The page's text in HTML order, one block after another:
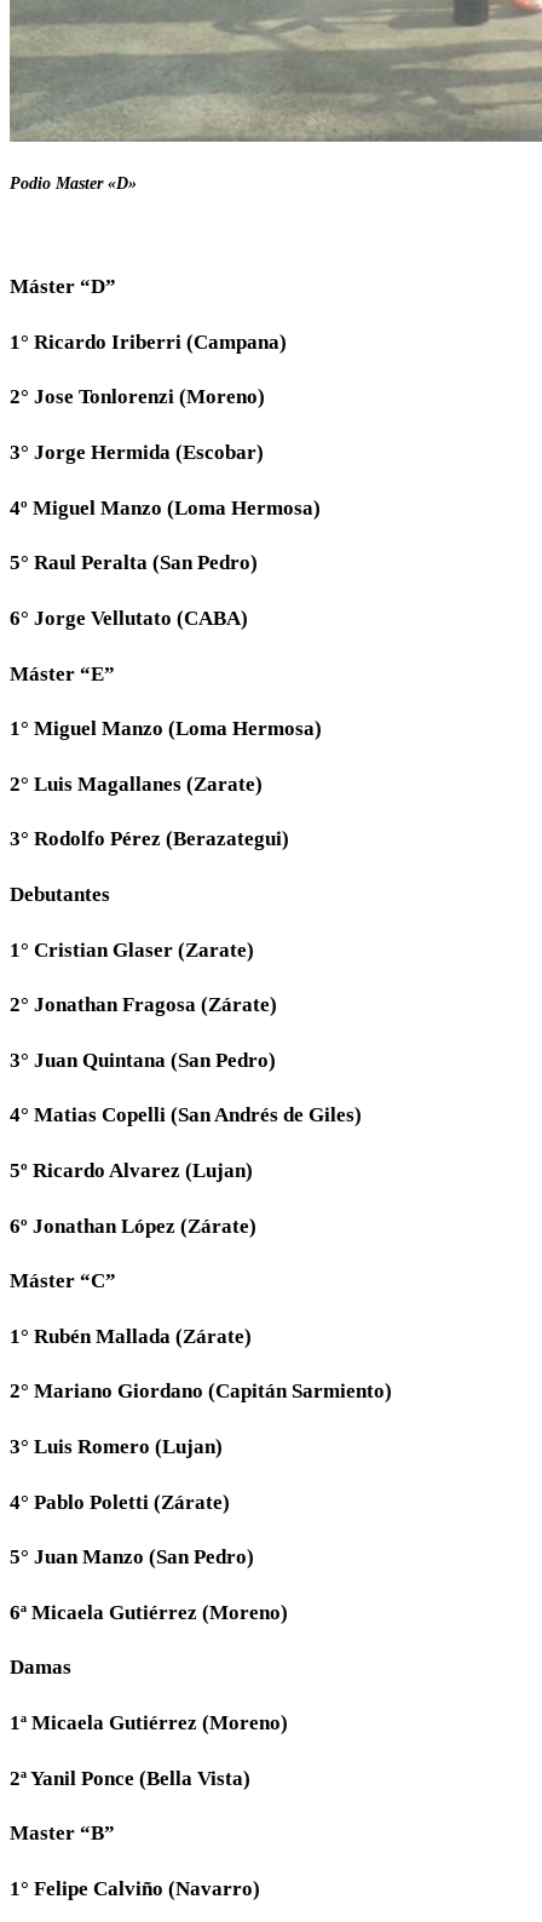
Podio Master «D»
Máster “D”
1° Ricardo Iriberri (Campana)
2° Jose Tonlorenzi (Moreno)
3° Jorge Hermida (Escobar)
4º Miguel Manzo (Loma Hermosa)
5° Raul Peralta (San Pedro)
6° Jorge Vellutato (CABA)
Máster “E”
1° Miguel Manzo (Loma Hermosa)
2° Luis Magallanes (Zarate)
3° Rodolfo Pérez (Berazategui)
Debutantes
1° Cristian Glaser (Zarate)
2° Jonathan Fragosa (Zárate)
3° Juan Quintana (San Pedro)
4° Matias Copelli (San Andrés de Giles)
5º Ricardo Alvarez (Lujan)
6º Jonathan López (Zárate)
Máster “C”
1° Rubén Mallada (Zárate)
2° Mariano Giordano (Capitán Sarmiento)
3° Luis Romero (Lujan)
4° Pablo Poletti (Zárate)
5° Juan Manzo (San Pedro)
6ª Micaela Gutiérrez (Moreno)
Damas
1ª Micaela Gutiérrez (Moreno)
2ª Yanil Ponce (Bella Vista)
Master “B”
1° Felipe Calviño (Navarro)